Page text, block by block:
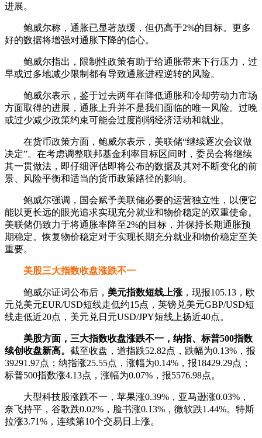
进展。
鲍威尔称，通胀已显著放缓，但仍高于2%的目标。更多
好的数据将增强对通胀下降的信心。
鲍威尔指出，限制性政策有助于给通胀带来下行压力，过
早或过多地减少限制都有导致通胀进程逆转的风险。
鲍威尔表示，鉴于过去两年在降低通胀和冷却劳动力市场
方面取得的进展，通胀上升并不是我们面临的唯一风险。过晚
或过少减少政策约束可能会过度削弱经济活动和就业。
在货币政策方面，鲍威尔表示，美联储“继续逐次会议做
决定”。在考虑调整联邦基金利率目标区间时，委员会将继续
其一贯做法，即仔细评估即将公布的数据及其对不断变化的前
景、风险平衡和适当的货币政策路径的影响。
鲍威尔强调，国会赋予美联储必要的运营独立性，以便它
能以更长远的眼光追求实现充分就业和物价稳定的双重使命。
美联储仍致力于将通胀率降至2%的目标，并保持长期通胀预
期稳定。恢复物价稳定对于实现长期充分就业和物价稳定至关
重要。
美股三大指数收盘涨跌不一
鲍威尔证词公布后， 美元指数短线上涨 ，现报105.13，欧
元兑美元EUR/USD短线走低约15点，英镑兑美元GBP/USD短
线走低近20点，美元兑日元USD/JPY短线上扬近40点。
美股方面，三大指数收盘涨跌不一，纳指、标普500指数
续创收盘新高。 截至收盘，道指跌52.82点，跌幅为0.13%，报
39291.97点；纳指涨25.55点，涨幅为0.14%，报18429.29点；
标普500指数涨4.13点，涨幅为0.07%，报5576.98点。
大型科技股涨跌不一，苹果涨0.39%，亚马逊涨0.03%，
奈飞持平，谷歌跌0.02%，脸书涨0.13%，微软跌1.44%。特斯
拉涨3.71%，连续第10个交易日上涨。